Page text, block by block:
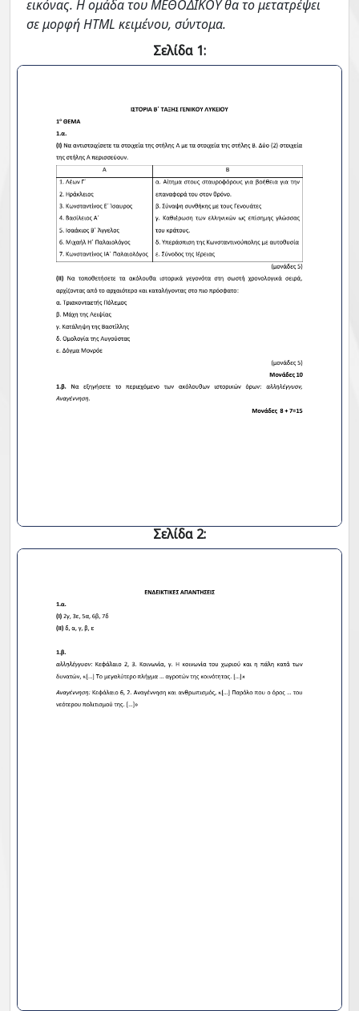
εικόνας. Η ομάδα του ΜΕΘΟΔΙΚΟΥ θα το μετατρέψει
σε μορφή HTML κειμένου, σύντομα.
Σελίδα 1:
Σελίδα 2: